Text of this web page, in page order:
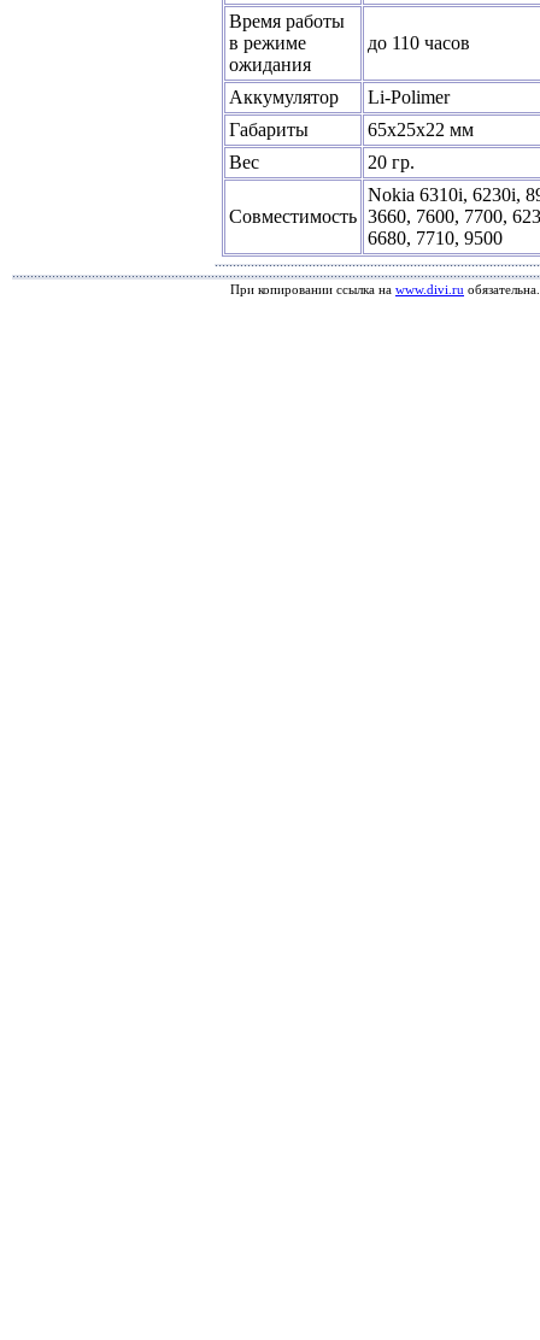
Время работы
в режиме
ожидания
до 110 часов
Аккумулятор
Li-Polimer
Габариты
65x25x22 мм
Вес
20 гр.
Совместимость
Nokia 6310i, 6230i,
3660, 7600, 7700,
6680, 7710, 9500
При копировании ссылка на www.divi.ru